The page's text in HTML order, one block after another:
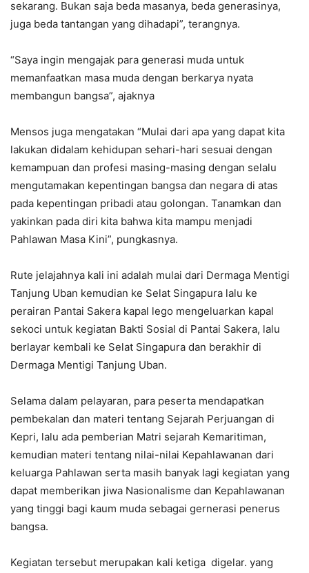
sekarang. Bukan saja beda masanya, beda generasinya,
juga beda tantangan yang dihadapi”, terangnya.
“Saya ingin mengajak para generasi muda untuk
memanfaatkan masa muda dengan berkarya nyata
membangun bangsa”, ajaknya
Mensos juga mengatakan “Mulai dari apa yang dapat kita
lakukan didalam kehidupan sehari-hari sesuai dengan
kemampuan dan profesi masing-masing dengan selalu
mengutamakan kepentingan bangsa dan negara di atas
pada kepentingan pribadi atau golongan. Tanamkan dan
yakinkan pada diri kita bahwa kita mampu menjadi
Pahlawan Masa Kini”, pungkasnya.
Rute jelajahnya kali ini adalah mulai dari Dermaga Mentigi
Tanjung Uban kemudian ke Selat Singapura lalu ke
perairan Pantai Sakera kapal lego mengeluarkan kapal
sekoci untuk kegiatan Bakti Sosial di Pantai Sakera, lalu
berlayar kembali ke Selat Singapura dan berakhir di
Dermaga Mentigi Tanjung Uban.
Selama dalam pelayaran, para peserta mendapatkan
pembekalan dan materi tentang Sejarah Perjuangan di
Kepri, lalu ada pemberian Matri sejarah Kemaritiman,
kemudian materi tentang nilai-nilai Kepahlawanan dari
keluarga Pahlawan serta masih banyak lagi kegiatan yang
dapat memberikan jiwa Nasionalisme dan Kepahlawanan
yang tinggi bagi kaum muda sebagai gernerasi penerus
bangsa.
Kegiatan tersebut merupakan kali ketiga digelar. yang